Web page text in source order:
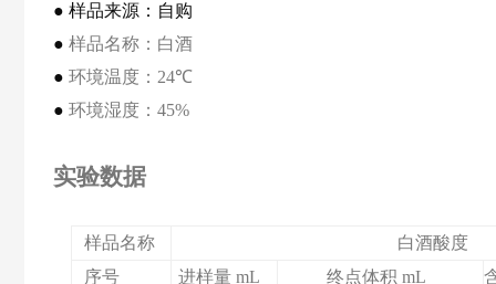
● 样品来源：自购
● 样品名称 ：白酒
● 环境温度 ： 24℃
● 环境湿度 ： 45%
实验数据
样品名称
白酒酸度
序号
进样量mL 终点体积 mL